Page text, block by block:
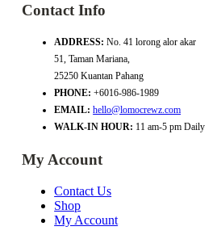
Contact Info
ADDRESS: No. 41 lorong alor akar
51, Taman Mariana,
25250 Kuantan Pahang
PHONE: +6016-986-1989
EMAIL: hello@lomocrewz.com
WALK-IN HOUR: 11 am-5 pm Daily
My Account
Contact Us
Shop
My Account